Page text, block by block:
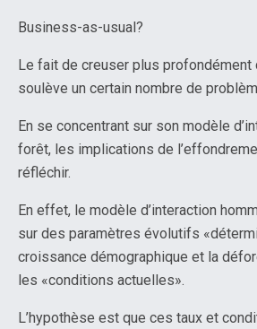
Business-as-usual?
Le fait de creuser plus profondément
soulève un certain nombre de
En se concentrant sur son modèle
forêt, les implications de
réfléchir.
En effet, le modèle d’interaction
sur des paramètres évolutifs
croissance démographique et la
les «conditions actuelles».
L’hypothèse est que ces taux et